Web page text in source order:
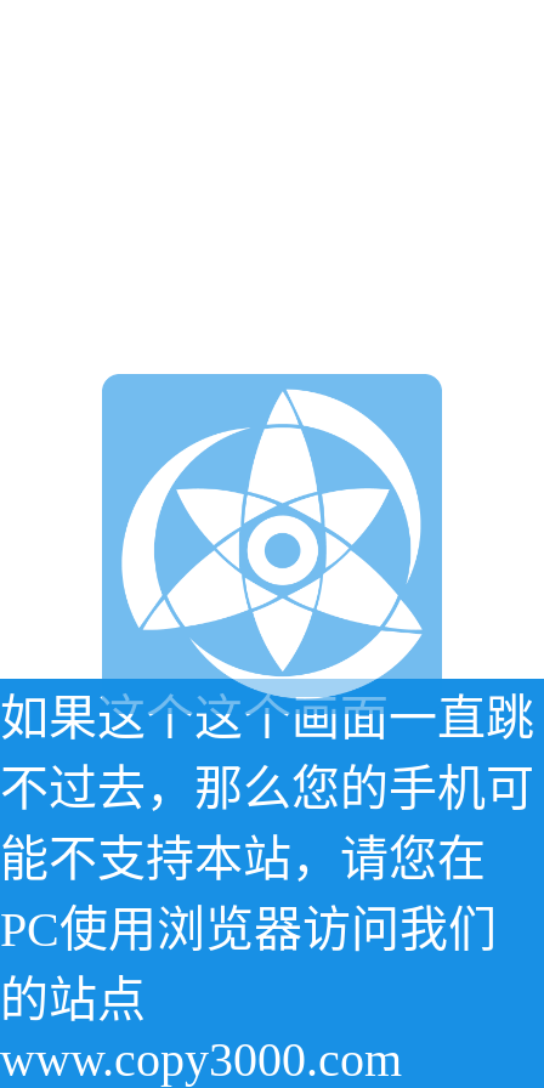
如果这个这个画面一直跳
不过去，那么您的手机可
能不支持本站，请您在
PC使用浏览器访问我们
的站点
www.copy3000.com